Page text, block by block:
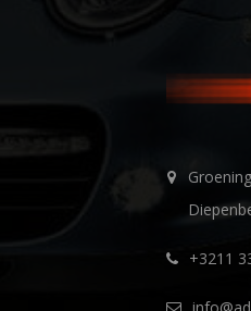
+3211